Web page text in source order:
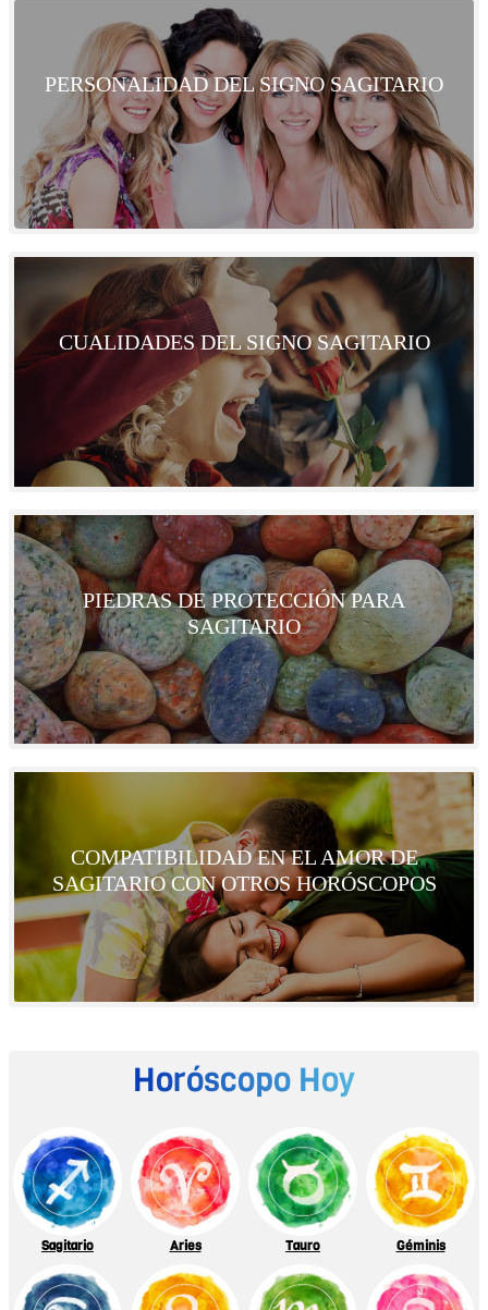
PERSONALIDAD DEL SIGNO SAGITARIO
CUALIDADES DEL SIGNO SAGITARIO
PIEDRAS DE PROTECCIÓN PARA
SAGITARIO
COMPATIBILIDAD EN EL AMOR DE
SAGITARIO CON OTROS HORÓSCOPOS
Horóscopo Hoy
Sagitario Aries Tauro Géminis